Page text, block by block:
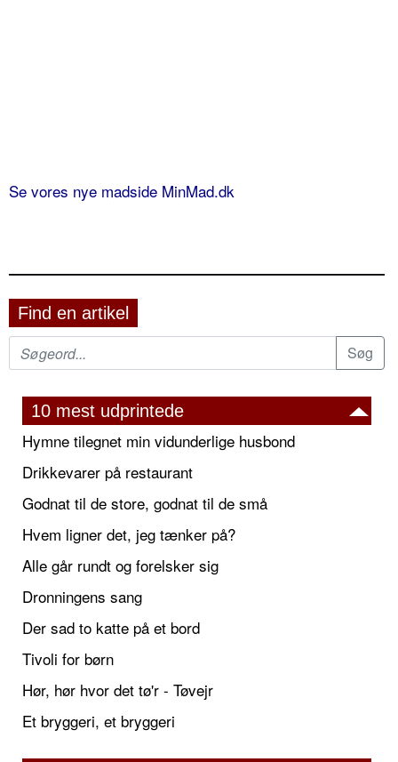
Se vores nye madside MinMad.dk
Find en artikel
10 mest udprintede
Hymne tilegnet min vidunderlige husbond
Drikkevarer på restaurant
Godnat til de store, godnat til de små
Hvem ligner det, jeg tænker på?
Alle går rundt og forelsker sig
Dronningens sang
Der sad to katte på et bord
Tivoli for børn
Hør, hør hvor det tø'r - Tøvejr
Et bryggeri, et bryggeri